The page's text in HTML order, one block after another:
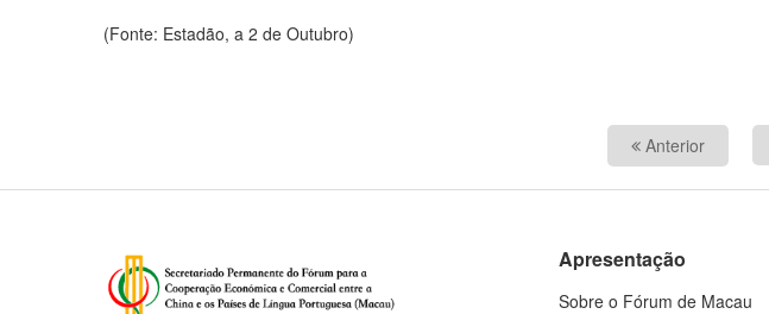
(Fonte: Estadão, a 2 de Outubro)
Anterior
Apresentação
Sobre o Fórum de Macau